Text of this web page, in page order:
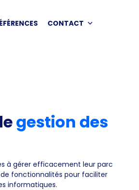
CONTACT
gestion des
à gérer efficacement leur parc
fonctionnalités pour faciliter
informatiques.